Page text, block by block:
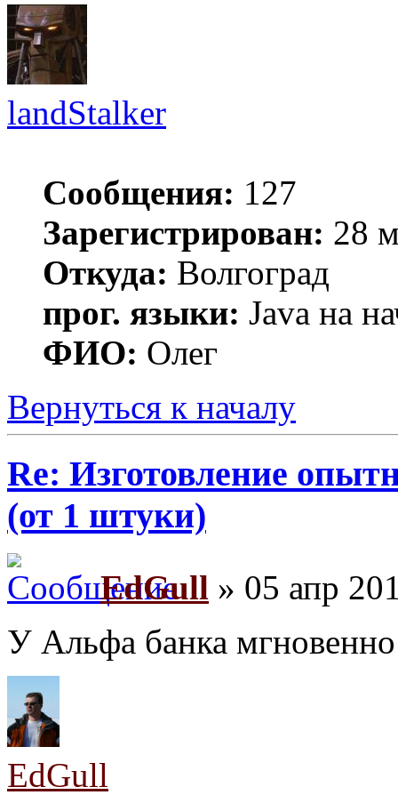
landStalker
Сообщения: 127
Зарегистрирован: 28
Откуда: Волгоград
прог. языки: Java на
ФИО: Олег
Вернуться к началу
Re: Изготовление
(от 1 штуки)
EdGull » 05 апр
У Альфа банка
EdGull